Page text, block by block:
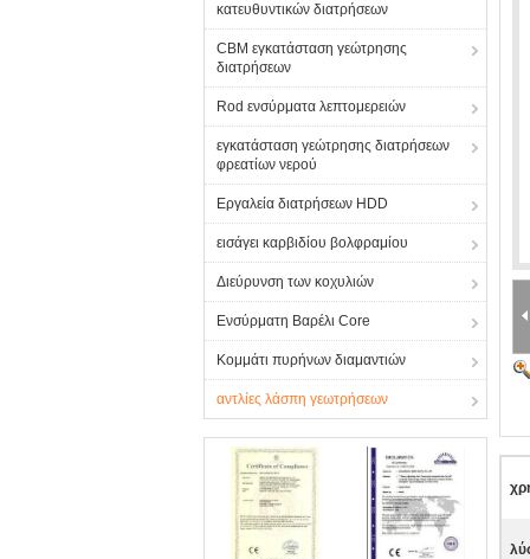
κατευθυντικών διατρήσεων
CBM εγκατάσταση γεώτρησης
διατρήσεων
Rod ενσύρματα λεπτομερειών
εγκατάσταση γεώτρησης διατρήσεων
φρεατίων νερού
Εργαλεία διατρήσεων HDD
εισάγει καρβιδίου βολφραμίου
Διεύρυνση των κοχυλιών
Ενσύρματη Βαρέλι Core
Κομμάτι πυρήνων διαμαντιών
αντλίες λάσπη γεωτρήσεων